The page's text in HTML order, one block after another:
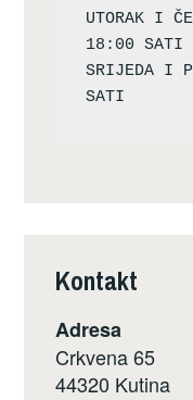
UTORAK I
18:00 SATI
SRIJEDA I
Kontakt
Adresa
Crkvena 65
44320 Kutina